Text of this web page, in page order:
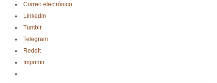
Correo electrónico
LinkedIn
Tumblr
Telegram
Reddit
Imprimir